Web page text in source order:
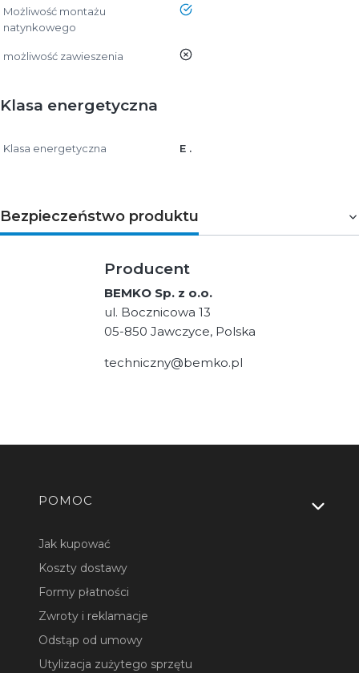
Możliwość montażu
natynkowego
tak
możliwość zawieszenia nie
Klasa energetyczna
Klasa energetyczna E .
Bezpieczeństwo produktu
Producent
BEMKO Sp. z o.o.
ul. Bocznicowa 13
05-850 Jawczyce, Polska
techniczny@bemko.pl
Linki w stopce
POMOC
Jak kupować
Koszty dostawy
Formy płatności
Zwroty i reklamacje
Odstąp od umowy
Utylizacja zużytego sprzętu